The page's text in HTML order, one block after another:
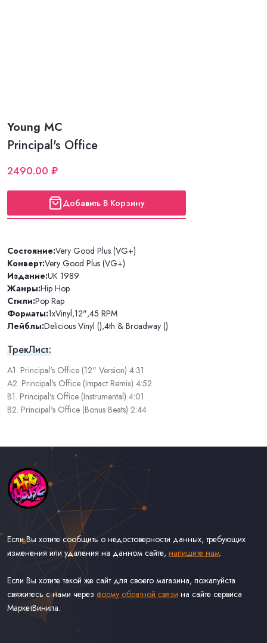
Young MC
Principal's Office
2490.00 ₽
Добавить В Корзину
Состояние:Very Good Plus (VG+)
Конверт:Very Good Plus (VG+)
Издание:UK 1989
Жанры:Hip Hop
Стили:Pop Rap
Форматы:1xVinyl,12",45 RPM
Лейблы:Delicious Vinyl (),4th & Broadway ()
ТрекЛист:
A1. Principal's Office (12" Version) 4:31
A2. Principal's Office (Impact Remix) 4:52
B1. Principal's Office (Instrumental) 4:01
B2. Principal's Office (Bonus Beats) 2:44
Если Вы хотите сообщить о недостоверности данных, требующих
изменения или удаления на данном сайте, напишите нам.
Если Вы хотите такой же сайт для своего магазина, пожалуйста
свяжитесь с нами через форму обратной связи на сайте сервиса
МаркетВинила.
Каталог Музыки на Виниле В Наличии